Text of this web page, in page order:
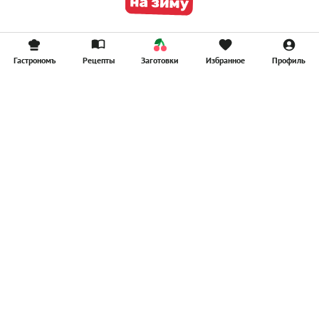
Гастрономъ Рецепты Заготовки Избранное Профиль